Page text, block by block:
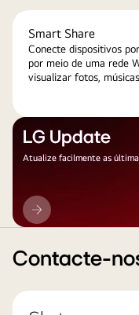
Smart Share
Conecte dispositivos
por meio de uma rede
visualizar fotos,
LG Update
Atualize facilmente as
LG
Update
Contacte-